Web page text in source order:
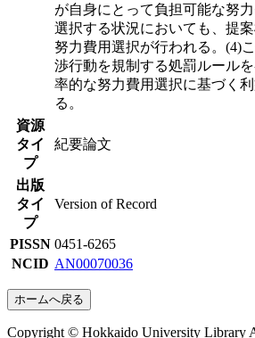
が自身にとって負担可能な努
選択する状況においても、提
努力費用選択が行われる。(4)
渉行動を規制する処罰ルール
率的な努力費用選択に基づく
る。
資源
タイ
プ
紀要論文
出版
タイ
プ
Version of Record
PISSN 0451-6265
NCID AN00070036
ホームへ戻る
Copyright © Hokkaido University Library